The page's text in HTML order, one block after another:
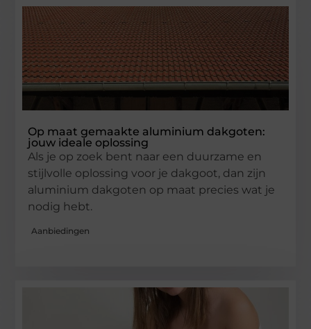
Op maat gemaakte aluminium dakgoten:
jouw ideale oplossing
Als je op zoek bent naar een duurzame en
stijlvolle oplossing voor je dakgoot, dan zijn
aluminium dakgoten op maat precies wat je
nodig hebt.
Aanbiedingen